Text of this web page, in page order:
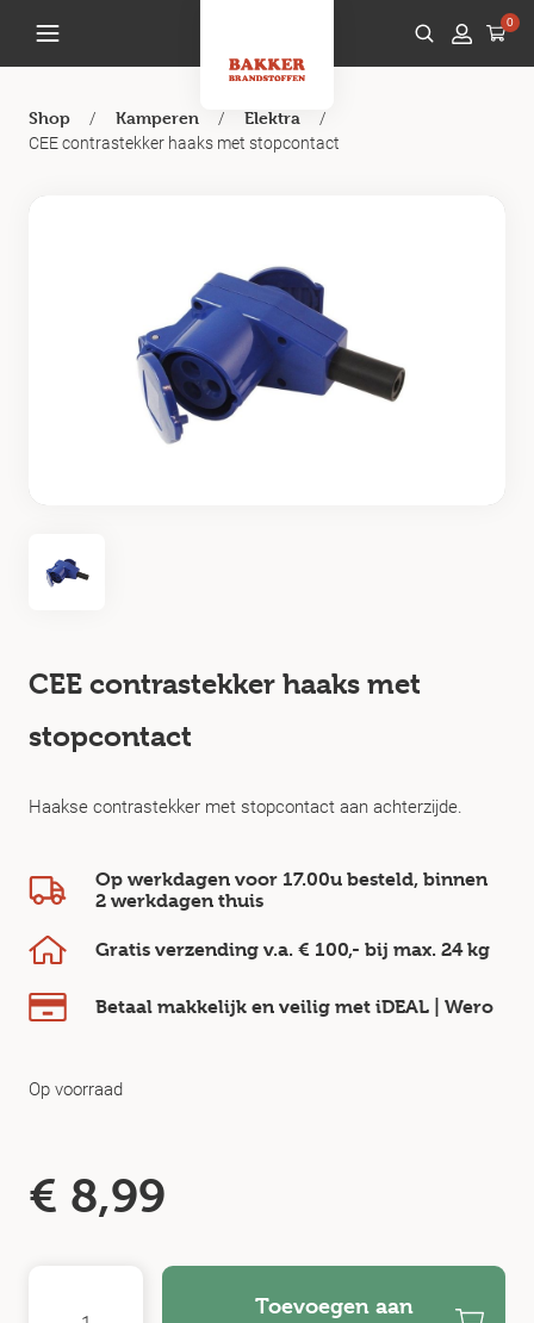
0
Shop / Kamperen / Elektra
/
CEE contrastekker haaks met stopcontact
CEE contrastekker haaks met
stopcontact
Haakse contrastekker met stopcontact aan achterzijde.
Op werkdagen voor 17.00u besteld, binnen
2 werkdagen thuis
Gratis verzending v.a. € 100,- bij max. 24 kg
Betaal makkelijk en veilig met iDEAL | Wero
Op voorraad
€ 8,99
Toevoegen aan